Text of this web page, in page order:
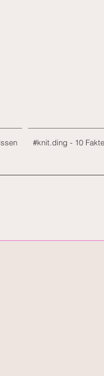
#knit.ding - 10